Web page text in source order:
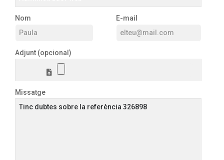
Nom E-mail
Adjunt (opcional)
Missatge